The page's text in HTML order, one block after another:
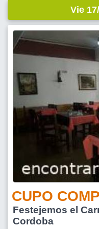
Vie
CUPO
Festejemos el Carnaval en La Falda
Cordoba